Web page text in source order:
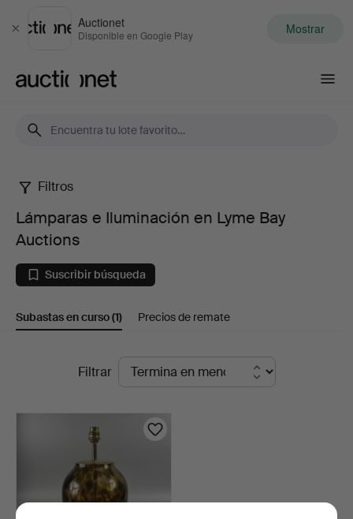
Cerrar
Auctionet
Disponible en Google Play Mostrar
Lámparas
Iluminación
en
Auctions
Filtros
Lámparas e Iluminación en Lyme Bay
Auctions
Suscribir búsqueda
Subastas en curso(1) Precios de remate
SubastasFiltrar